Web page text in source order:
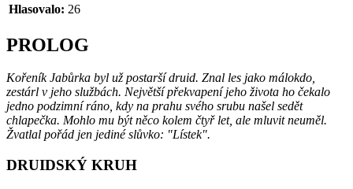
Hlasovalo: 26
PROLOG
Kořeník Jabůrka byl už postarší druid. Znal les jako málokdo,
zestárl v jeho službách. Největší překvapení jeho života ho čekalo
jedno podzimní ráno, kdy na prahu svého srubu našel sedět
chlapečka. Mohlo mu být něco kolem čtyř let, ale mluvit neuměl.
Žvatlal pořád jen jediné slůvko: "Lístek".
DRUIDSKÝ KRUH